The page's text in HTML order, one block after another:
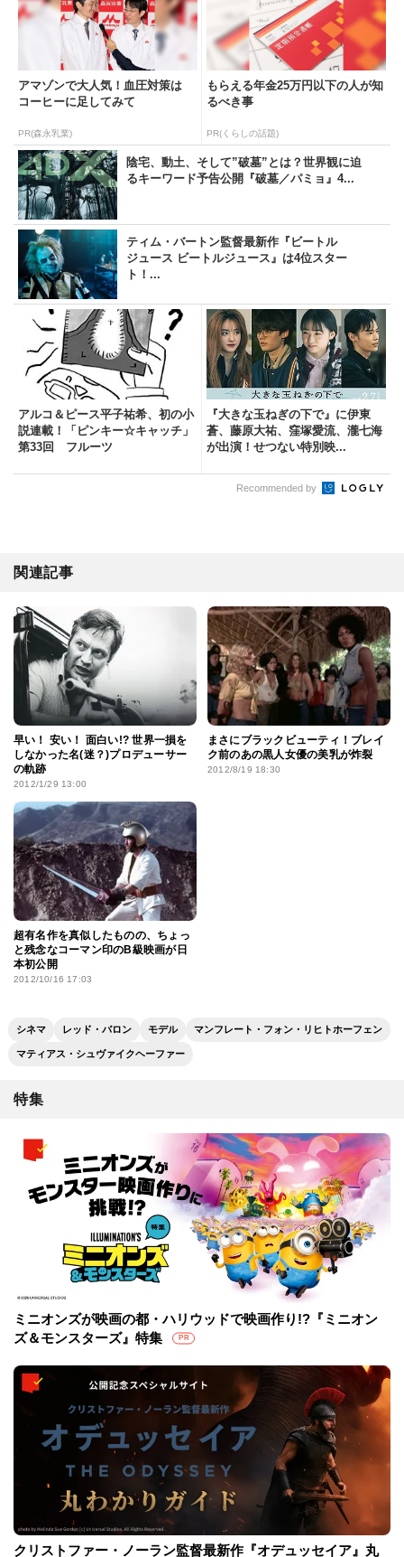
アマゾンで大人気！血圧対策は
コーヒーに足してみて
PR(森永乳業)
もらえる年金25万円以下の人が知
るべき事
PR(くらしの話題)
陰宅、動土、そして”破墓”とは？世界観に迫
るキーワード予告公開『破墓／パミョ』4...
ティム・バートン監督最新作『ビートル
ジュース ビートルジュース』は4位スター
ト！...
アルコ＆ピース平子祐希、初の小
説連載！「ピンキー☆キャッチ」
第33回 フルーツ
『大きな玉ねぎの下で』に伊東
蒼、藤原大祐、窪塚愛流、瀧七海
が出演！せつない特別映...
Recommended by
関連記事
早い！ 安い！ 面白い!? 世界一損を
しなかった名(迷？)プロデューサー
の軌跡
2012/1/29 13:00
まさにブラックビューティ！ブレイ
ク前のあの黒人女優の美乳が炸裂
2012/8/19 18:30
超有名作を真似したものの、ちょっ
と残念なコーマン印のB級映画が日
本初公開
2012/10/16 17:03
シネマ レッド・バロン モデル マンフレート・フォン・リヒトホーフェン
マティアス・シュヴァイクヘーファー
特集
ミニオンズが映画の都・ハリウッドで映画作り!?『ミニオン
ズ＆モンスターズ』特集
PR
クリストファー・ノーラン監督最新作『オデュッセイア』丸